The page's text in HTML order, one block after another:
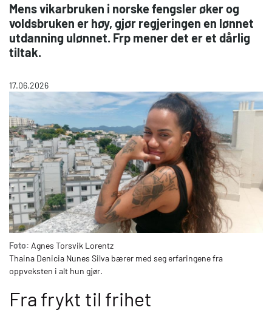
Mens vikarbruken i norske fengsler øker og
voldsbruken er høy, gjør regjeringen en lønnet
utdanning ulønnet. Frp mener det er et dårlig
tiltak.
17.06.2026
Foto: Agnes Torsvik Lorentz
Thaina Denicia Nunes Silva bærer med seg erfaringene fra
oppveksten i alt hun gjør.
Fra frykt til frihet